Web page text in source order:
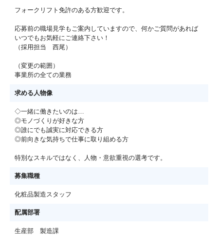
フォークリフト免許のある方歓迎です。
応募前の職場見学もご案内していますので、何かご質問があれば
いつでもお気軽にご連絡下さい！
（採用担当 西尾）
（変更の範囲）
事業所の全ての業務
求める人物像
◇一緒に働きたいのは…
◎モノづくりが好きな方
◎誰にでも誠実に対応できる方
◎前向きな気持ちで仕事に取り組める方
特別なスキルではなく、人物・意欲重視の選考です。
募集職種
化粧品製造スタッフ
配属部署
生産部 製造課